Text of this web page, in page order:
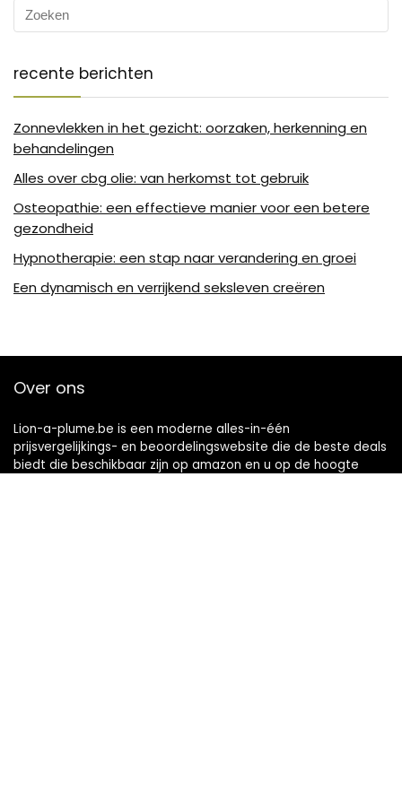
recente berichten
Zonnevlekken in het gezicht: oorzaken, herkenning en
behandelingen
Alles over cbg olie: van herkomst tot gebruik
Osteopathie: een effectieve manier voor een betere
gezondheid
Hypnotherapie: een stap naar verandering en groei
Een dynamisch en verrijkend seksleven creëren
Over ons
Lion-a-plume.be is een moderne alles-in-één
prijsvergelijkings- en beoordelingswebsite die de beste deals
biedt die beschikbaar zijn op amazon en u op de hoogte